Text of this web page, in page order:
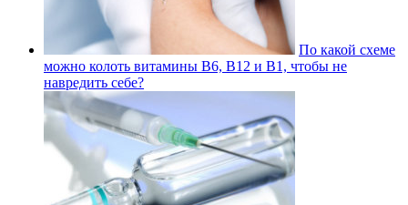
По какой схеме
можно колоть витамины В6, В12 и В1, чтобы не
навредить себе?